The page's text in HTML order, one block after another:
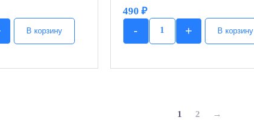
В корзину
490 ₽
Quantity
- + В корзину
1 2 →